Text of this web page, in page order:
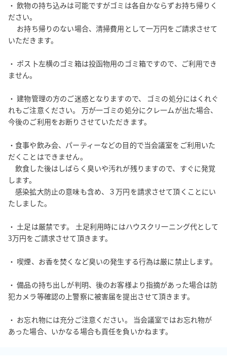
品で皆様の活動をサポートさせていただきます！
〇徒歩0分圏内に、コンビニ・カフェ・グルメ・薬局等揃っており
〇Wi－Fi・ホワイトボードや事務用品を豊富にご用意しておりま
す。
〇チェア6脚、丸椅子4脚で最大１０名様まで着席可能です！（6名
程度が最適です）
〇統一感と清潔感溢れるお部屋で、どなたにでも気持ちよくご利
【ご活用例】
お仕事に！
・会議・商談に
・面接の会場として
・コーチング、勉強会の会場として
・作業スペースとして
・SOHO、事業の拠点として
・書斎として
【注意！飲食厳禁！】
した。
通常時より当会議室は飲食を伴う利用は厳にお断りしています。
・ 飲物の持ち込みは可能ですがゴミは各自かならずお持ち帰りく
ださい。
お持ち帰りのない場合、清掃費用として一万円をご請求させて
いただきます。
・ ポス卜左横のゴミ箱は投函物用のゴミ箱ですので、ご利用でき
ません。
・ 建物管理の方のご迷惑となりますので、 ゴミの処分にはくれぐ
れもご注意ください。 万が一ゴミの処分にクレ一ムが出た場合、
今後のご利用をお断りさせていただきます。
・食事や飲み会、パーティーなどの目的で当会議室をご利用いた
だくことはできません。
飲食した後はしばらく臭いや汚れが残りますので、すぐに発覚
します。
感染拡大防止の意味も含め、３万円を請求させて頂くことにい
たしました。
・ 土足は厳禁です。 土足利用時にはハウスクリ一ニング代として
3万円をご請求させて頂きます。
・ 喫煙、お香を焚くなど臭いの発生する行為は厳に禁止します。
・ 備品の持ち出しが判明、後のお客様より指摘があった場合は防
犯カメラ等確認の上警察に被害届を提出させて頂きます。
・ お忘れ物には充分ご注意ください。 当会議室ではお忘れ物が